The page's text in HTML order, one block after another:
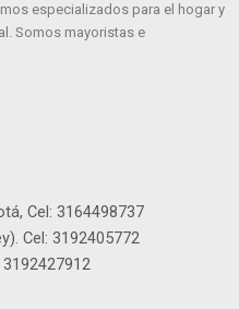
especializados para el hogar y
Somos mayoristas e
Cel: 3164498737
Cel: 3192405772